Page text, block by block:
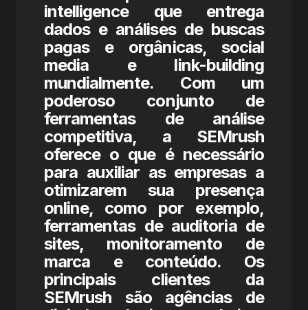
intelligence que entrega
dados e análises de buscas
pagas e orgânicas, social
media e link-building
mundialmente. Com um
poderoso conjunto de
ferramentas de análise
competitiva, a SEMrush
oferece o que é necessário
para auxiliar as empresas a
otimizarem sua presença
online, como por exemplo,
ferramentas de auditoria de
sites, monitoramento de
marca e conteúdo. Os
principais clientes da
SEMrush são agências de